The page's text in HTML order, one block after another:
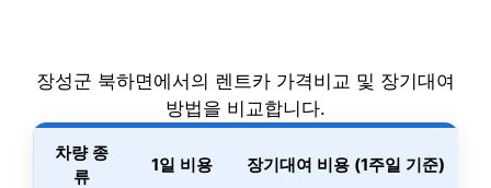
장성군 북하면에서의 렌트카 가격비교 및 장기대여
방법을 비교합니다.
차량 종
류
1일 비용 장기대여 비용 (1주일 기준)